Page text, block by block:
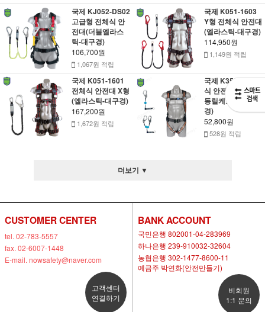
국제 KJ052-DS02
고급형 전체식 안
전대(더블엘라스
틱-대구경)
106,700원
1,067원 적립
국제 K051-1603
Y형 전체식 안전대
(엘라스틱-대구경)
114,950원
1,149원 적립
국제 K051-1601
전체식 안전대 X형
(엘라스틱-대구경)
167,200원
1,672원 적립
국제 K351-1 전체
식 안전대(싱글.자
동릴케브라-대구
경)
52,800원
528원 적립
더보기 ▼
CUSTOMER CENTER
tel. 02-783-5557
fax. 02-6007-1448
E-mail. nowsafety@naver.com
고객센터
연결하기
BANK ACCOUNT
국민은행 802001-04-283969
하나은행 239-910032-32604
농협은행 302-1477-8600-11
예금주 박연화(안전만들기)
비회원
1:1 문의